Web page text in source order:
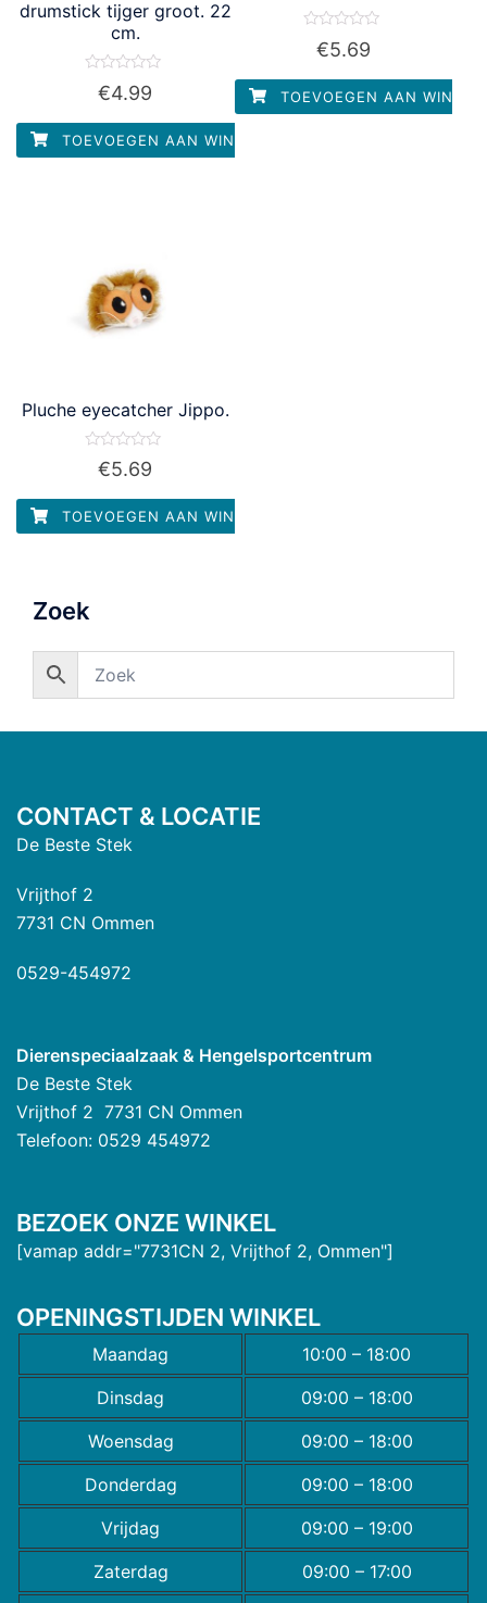
drumstick tijger groot. 22
cm.
Waardering
5
€4.99
TOEVOEGEN AAN WINKELWAGEN
Waardering
5
€5.69
TOEVOEGEN AAN
Pluche eyecatcher Jippo.
Waardering
5
€5.69
TOEVOEGEN AAN WINKELWAGEN
Zoek
CONTACT & LOCATIE
De Beste Stek
Vrijthof 2
7731 CN Ommen
0529-454972
Dierenspeciaalzaak & Hengelsportcentrum
De Beste Stek
Vrijthof 2 7731 CN Ommen
Telefoon: 0529 454972
BEZOEK ONZE WINKEL
[vamap addr="7731CN 2, Vrijthof 2, Ommen"]
OPENINGSTIJDEN WINKEL
Maandag
10:00 – 18:00
Dinsdag
09:00 – 18:00
Woensdag
09:00 – 18:00
Donderdag
09:00 – 18:00
Vrijdag
09:00 – 19:00
Zaterdag
09:00 – 17:00